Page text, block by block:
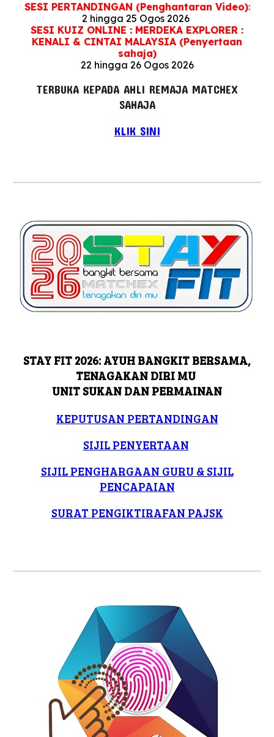
SESI PERTANDINGAN (Penghantaran Video):
2 hingga 25 Ogos 2026
SESI KUIZ ONLINE : MERDEKA EXPLORER :
KENALI & CINTAI MALAYSIA (Penyertaan
sahaja)
22 hingga 26 Ogos 2026
TERBUKA KEPADA AHLI REMAJA MATCHEX
SAHAJA
KLIK SINI
STAY FIT 2026: AYUH BANGKIT BERSAMA,
TENAGAKAN DIRI MU
UNIT SUKAN DAN PERMAINAN
KEPUTUSAN PERTANDINGAN
SIJIL PENYERTAAN
SIJIL PENGHARGAAN GURU & SIJIL
PENCAPAIAN
SURAT PENGIKTIRAFAN PAJSK